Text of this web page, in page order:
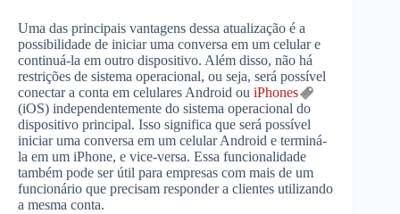
Uma das principais vantagens dessa atualização é a
possibilidade de iniciar uma conversa em um celular e
continuá-la em outro dispositivo. Além disso, não há
restrições de sistema operacional, ou seja, será possível
conectar a conta em celulares Android ou iPhones
(iOS) independentemente do sistema operacional do
dispositivo principal. Isso significa que será possível
iniciar uma conversa em um celular Android e terminá-
la em um iPhone, e vice-versa. Essa funcionalidade
também pode ser útil para empresas com mais de um
funcionário que precisam responder a clientes utilizando
a mesma conta.